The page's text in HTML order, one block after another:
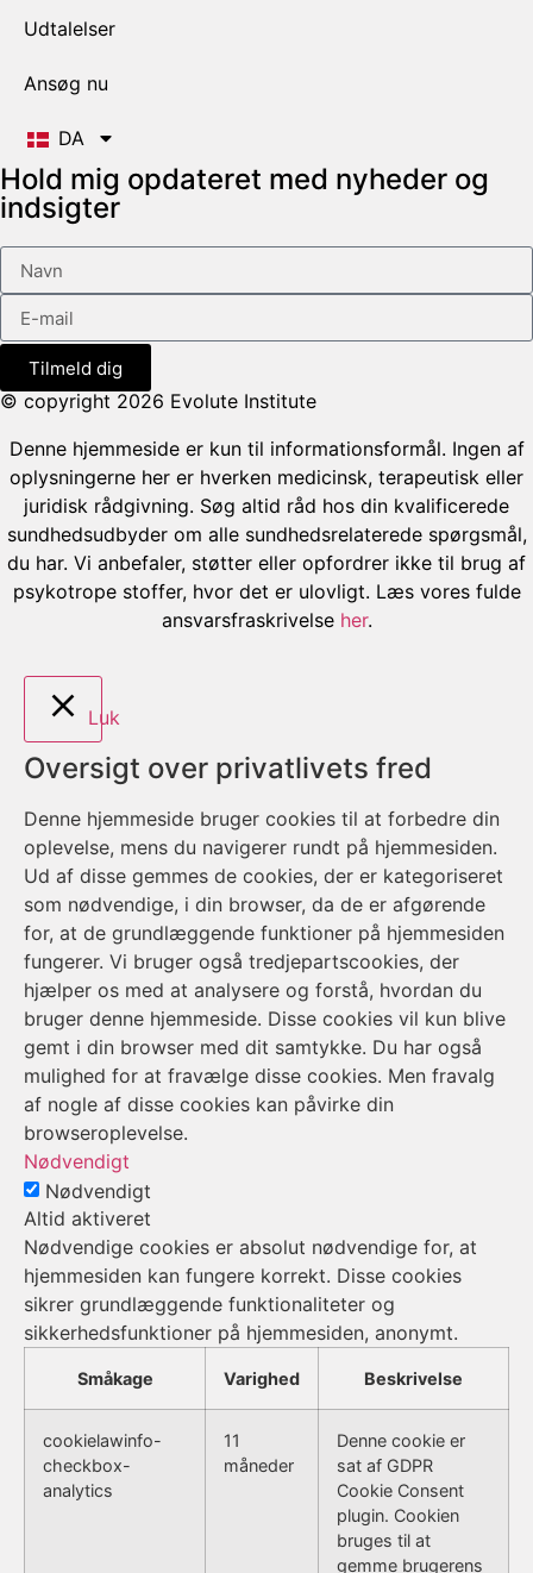
Udtalelser
Ansøg nu
DA
Hold mig opdateret med nyheder og
indsigter
Tilmeld dig
© copyright 2026 Evolute Institute
Denne hjemmeside er kun til informationsformål. Ingen af
oplysningerne her er hverken medicinsk, terapeutisk eller
juridisk rådgivning. Søg altid råd hos din kvalificerede
sundhedsudbyder om alle sundhedsrelaterede spørgsmål,
du har. Vi anbefaler, støtter eller opfordrer ikke til brug af
psykotrope stoffer, hvor det er ulovligt. Læs vores fulde
ansvarsfraskrivelse her.
Luk
Oversigt over privatlivets fred
Denne hjemmeside bruger cookies til at forbedre din
oplevelse, mens du navigerer rundt på hjemmesiden.
Ud af disse gemmes de cookies, der er kategoriseret
som nødvendige, i din browser, da de er afgørende
for, at de grundlæggende funktioner på hjemmesiden
fungerer. Vi bruger også tredjepartscookies, der
hjælper os med at analysere og forstå, hvordan du
bruger denne hjemmeside. Disse cookies vil kun blive
gemt i din browser med dit samtykke. Du har også
mulighed for at fravælge disse cookies. Men fravalg
af nogle af disse cookies kan påvirke din
browseroplevelse.
Nødvendigt
Nødvendigt
Altid aktiveret
Nødvendige cookies er absolut nødvendige for, at
hjemmesiden kan fungere korrekt. Disse cookies
sikrer grundlæggende funktionaliteter og
sikkerhedsfunktioner på hjemmesiden, anonymt.
Småkage Varighed Beskrivelse
cookielawinfo-
checkbox-
analytics
11
måneder
Denne cookie er
sat af GDPR
Cookie Consent
plugin. Cookien
bruges til at
gemme brugerens